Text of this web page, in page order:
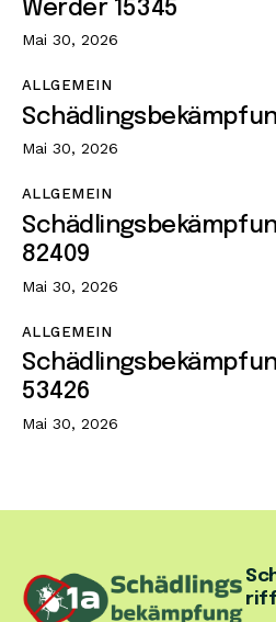
Werder 15345
Mai 30, 2026
ALLGEMEIN
Mai 30, 2026
ALLGEMEIN
82409
Mai 30, 2026
ALLGEMEIN
53426
Mai 30, 2026